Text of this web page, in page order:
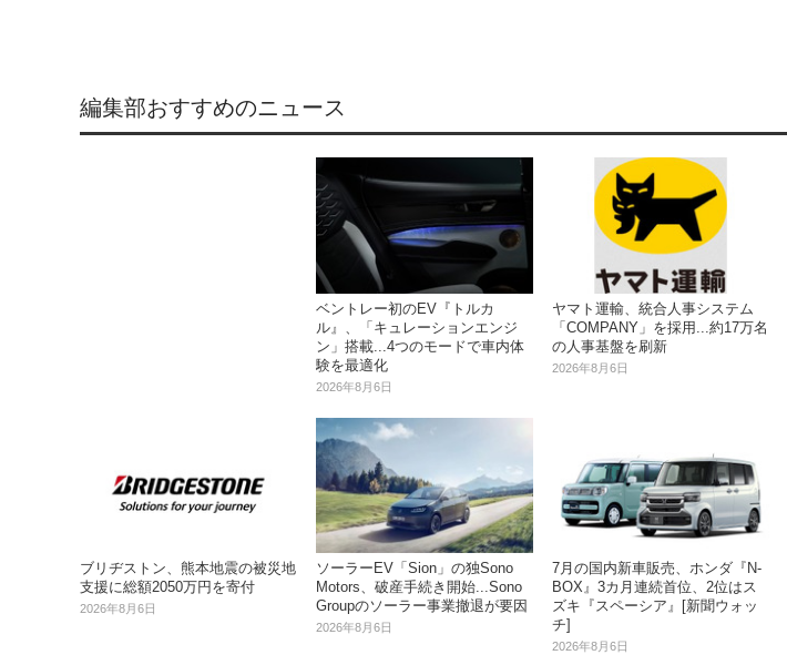
編集部おすすめのニュース
ベントレー初のEV『トルカ
ル』、「キュレーションエンジ
ン」搭載...4つのモードで車内体
験を最適化
2026年8月6日
ヤマト運輸、統合人事システム
「COMPANY」を採用...約17万名
の人事基盤を刷新
2026年8月6日
ブリヂストン、熊本地震の被災地
支援に総額2050万円を寄付
2026年8月6日
ソーラーEV「Sion」の独Sono
Motors、破産手続き開始...Sono
Groupのソーラー事業撤退が要因
2026年8月6日
7月の国内新車販売、ホンダ『N-
BOX』3カ月連続首位、2位はス
ズキ『スペーシア』[新聞ウォッ
チ]
2026年8月6日